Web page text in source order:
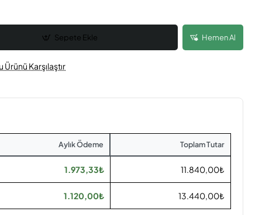
Sepete Ekle Hemen Al
Ürünü Karşılaştır
Aylık Ödeme Toplam Tutar
1.973,33₺ 11.840,00₺
1.120,00₺ 13.440,00₺